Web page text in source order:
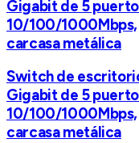
Gigabit de 5
10/100/1000Mbps,
carcasa metálica
Switch de
Gigabit de 5
10/100/1000Mbps,
carcasa metálica